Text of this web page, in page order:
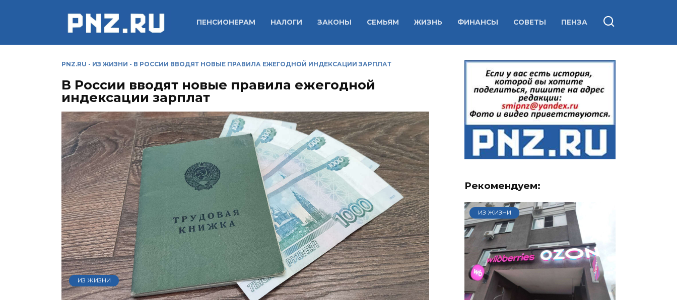
ПЕНСИОНЕРАМ НАЛОГИ ЗАКОНЫ СЕМЬЯМ ЖИЗНЬ ФИНАНСЫ СОВЕТЫ ПЕНЗА
PNZ.RU - ИЗ ЖИЗНИ - В РОССИИ ВВОДЯТ НОВЫЕ ПРАВИЛА ЕЖЕГОДНОЙ ИНДЕКСАЦИИ ЗАРПЛАТ
В России вводят новые правила ежегодной
индексации зарплат
ИЗ ЖИЗНИ
Рекомендуем:
ИЗ ЖИЗНИ